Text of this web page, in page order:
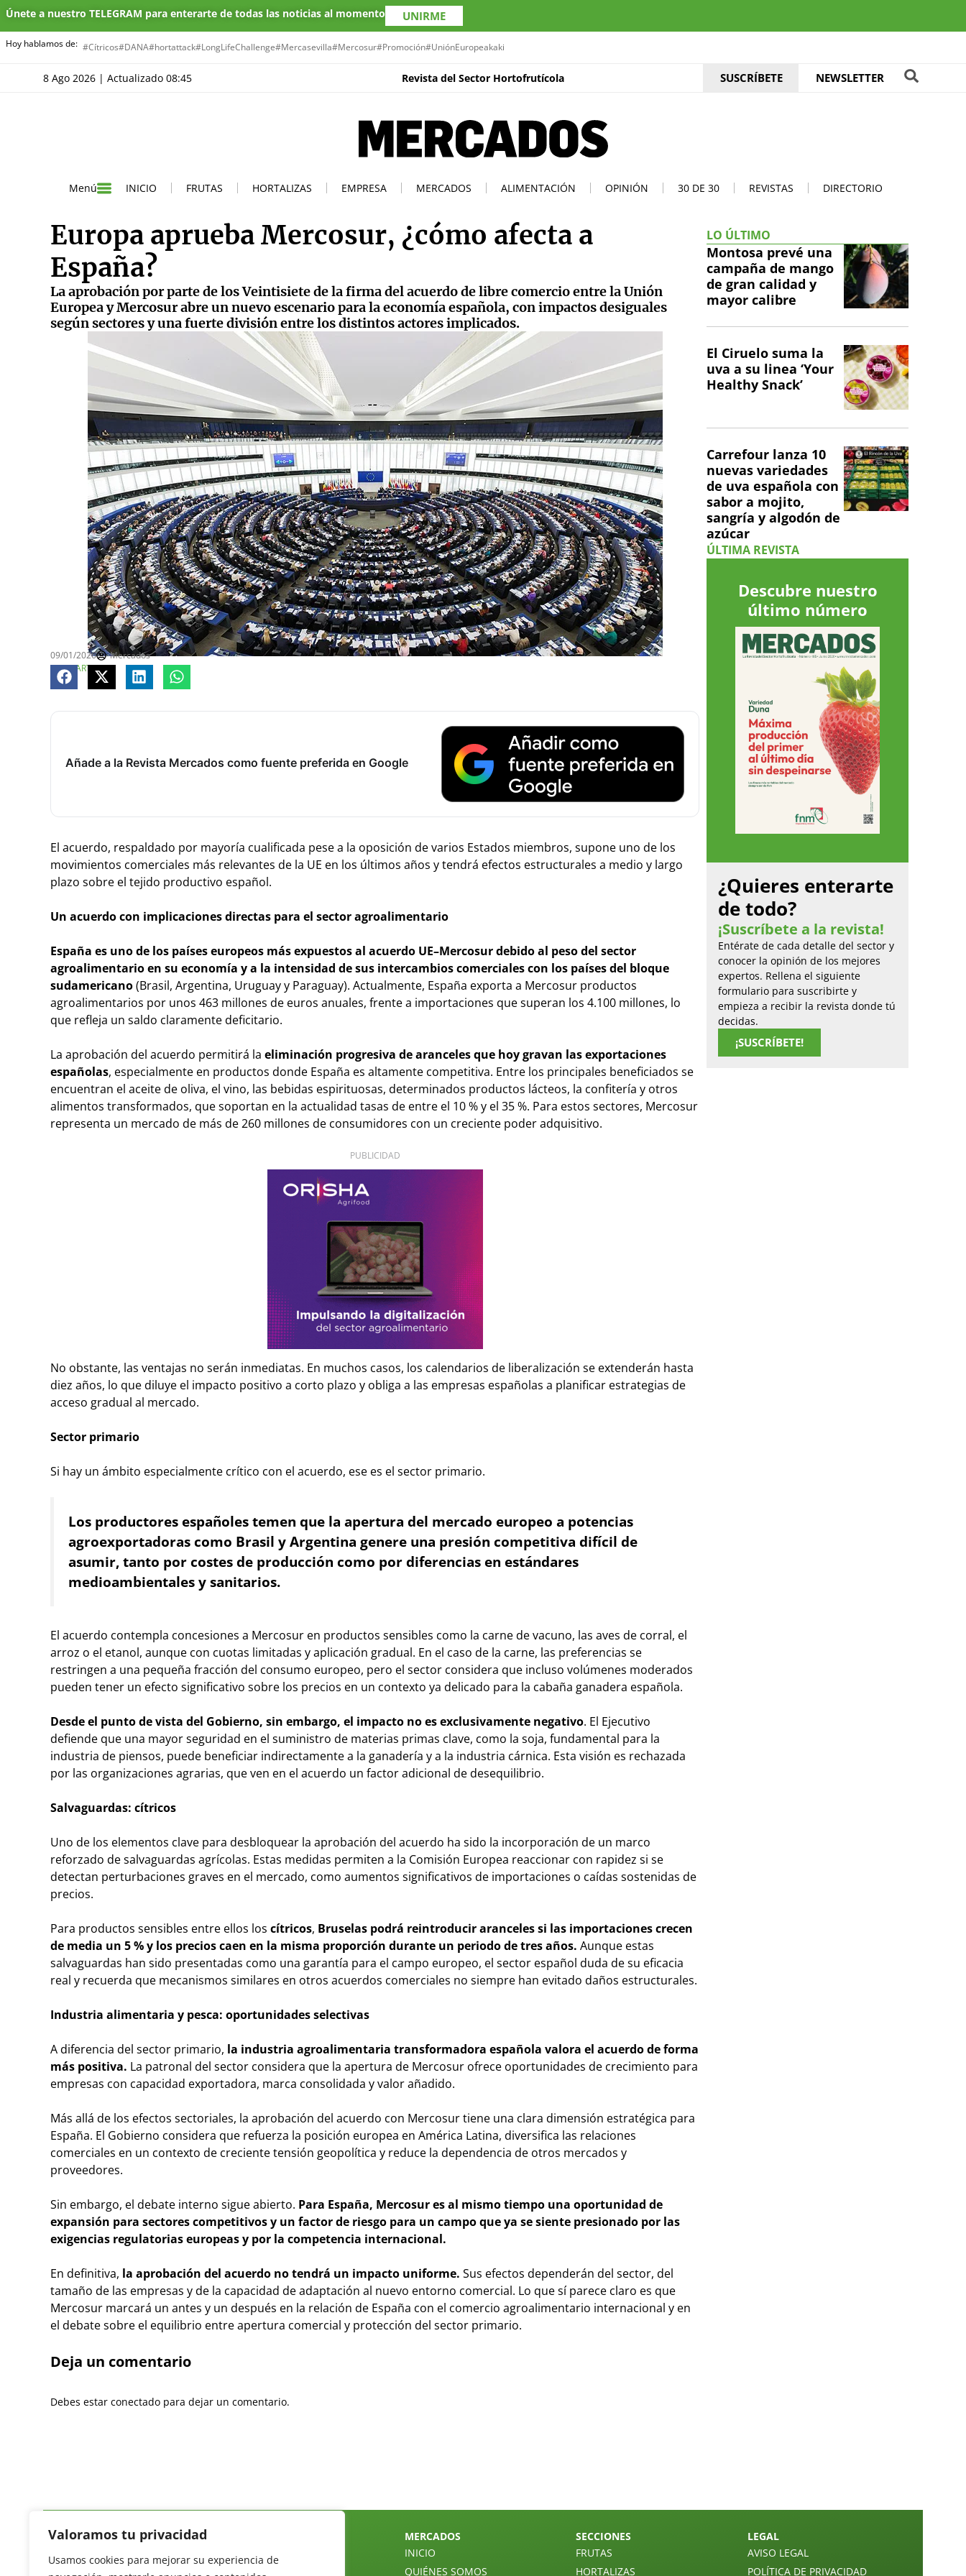
Valoramos tu privacidad
Usamos cookies para mejorar su experiencia de
Únete a nuestro TELEGRAM para enterarte de todas las noticias al momento UNIRME
Hoy hablamos de: #Cítricos#DANA#hortattack#LongLifeChallenge#Mercasevilla#Mercosur#Promoción#UniónEuropeakaki
8 Ago 2026 | Actualizado 08:45 Revista del Sector Hortofrutícola SUSCRÍBETE NEWSLETTER
Menú INICIO FRUTAS HORTALIZAS EMPRESA MERCADOS ALIMENTACIÓN OPINIÓN 30 DE 30 REVISTAS DIRECTORIO
Europa aprueba Mercosur, ¿cómo afecta a
España?
La aprobación por parte de los Veintisiete de la firma del acuerdo de libre comercio entre la Unión
Europea y Mercosur abre un nuevo escenario para la economía española, con impactos desiguales
según sectores y una fuerte división entre los distintos actores implicados.
09/01/2026
Mercados
COMPARTE
Añade a la Revista Mercados como fuente preferida en Google
El acuerdo, respaldado por mayoría cualificada pese a la oposición de varios Estados miembros, supone uno de los
movimientos comerciales más relevantes de la UE en los últimos años y tendrá efectos estructurales a medio y largo
plazo sobre el tejido productivo español.
Un acuerdo con implicaciones directas para el sector agroalimentario
España es uno de los países europeos más expuestos al acuerdo UE–Mercosur debido al peso del sector
agroalimentario en su economía y a la intensidad de sus intercambios comerciales con los países del bloque
sudamericano(Brasil, Argentina, Uruguay y Paraguay). Actualmente, España exporta a Mercosur productos
agroalimentarios por unos 463 millones de euros anuales, frente a importaciones que superan los 4.100 millones, lo
que refleja un saldo claramente deficitario.
La aprobación del acuerdo permitirá la eliminación progresiva de aranceles que hoy gravan las exportaciones
españolas, especialmente en productos donde España es altamente competitiva. Entre los principales beneficiados se
encuentran el aceite de oliva, el vino, las bebidas espirituosas, determinados productos lácteos, la confitería y otros
alimentos transformados, que soportan en la actualidad tasas de entre el 10 % y el 35 %. Para estos sectores, Mercosur
representa un mercado de más de 260 millones de consumidores con un creciente poder adquisitivo.
PUBLICIDAD
No obstante, las ventajas no serán inmediatas. En muchos casos, los calendarios de liberalización se extenderán hasta
diez años, lo que diluye el impacto positivo a corto plazo y obliga a las empresas españolas a planificar estrategias de
acceso gradual al mercado.
Sector primario
Si hay un ámbito especialmente crítico con el acuerdo, ese es el sector primario.
Los productores españoles temen que la apertura del mercado europeo a potencias
agroexportadoras como Brasil y Argentina genere una presión competitiva difícil de
asumir, tanto por costes de producción como por diferencias en estándares
medioambientales y sanitarios.
El acuerdo contempla concesiones a Mercosur en productos sensibles como la carne de vacuno, las aves de corral, el
arroz o el etanol, aunque con cuotas limitadas y aplicación gradual. En el caso de la carne, las preferencias se
restringen a una pequeña fracción del consumo europeo, pero el sector considera que incluso volúmenes moderados
pueden tener un efecto significativo sobre los precios en un contexto ya delicado para la cabaña ganadera española.
Desde el punto de vista del Gobierno, sin embargo, el impacto no es exclusivamente negativo. El Ejecutivo
defiende que una mayor seguridad en el suministro de materias primas clave, como la soja, fundamental para la
industria de piensos, puede beneficiar indirectamente a la ganadería y a la industria cárnica. Esta visión es rechazada
por las organizaciones agrarias, que ven en el acuerdo un factor adicional de desequilibrio.
Salvaguardas: cítricos
Uno de los elementos clave para desbloquear la aprobación del acuerdo ha sido la incorporación de un marco
reforzado de salvaguardas agrícolas. Estas medidas permiten a la Comisión Europea reaccionar con rapidez si se
detectan perturbaciones graves en el mercado, como aumentos significativos de importaciones o caídas sostenidas de
precios.
Para productos sensibles entre ellos los cítricos, Bruselas podrá reintroducir aranceles si las importaciones crecen
de media un 5 % y los precios caen en la misma proporción durante un periodo de tres años. Aunque estas
salvaguardas han sido presentadas como una garantía para el campo europeo, el sector español duda de su eficacia
real y recuerda que mecanismos similares en otros acuerdos comerciales no siempre han evitado daños estructurales.
Industria alimentaria y pesca: oportunidades selectivas
A diferencia del sector primario, la industria agroalimentaria transformadora española valora el acuerdo de forma
más positiva. La patronal del sector considera que la apertura de Mercosur ofrece oportunidades de crecimiento para
empresas con capacidad exportadora, marca consolidada y valor añadido.
Más allá de los efectos sectoriales, la aprobación del acuerdo con Mercosur tiene una clara dimensión estratégica para
España. El Gobierno considera que refuerza la posición europea en América Latina, diversifica las relaciones
comerciales en un contexto de creciente tensión geopolítica y reduce la dependencia de otros mercados y
proveedores.
Sin embargo, el debate interno sigue abierto. Para España, Mercosur es al mismo tiempo una oportunidad de
expansión para sectores competitivos y un factor de riesgo para un campo que ya se siente presionado por las
exigencias regulatorias europeas y por la competencia internacional.
En definitiva, la aprobación del acuerdo no tendrá un impacto uniforme. Sus efectos dependerán del sector, del
tamaño de las empresas y de la capacidad de adaptación al nuevo entorno comercial. Lo que sí parece claro es que
Mercosur marcará un antes y un después en la relación de España con el comercio agroalimentario internacional y en
el debate sobre el equilibrio entre apertura comercial y protección del sector primario.
Deja un comentario
Debes estar conectado para dejar un comentario.
LO ÚLTIMO
Montosa prevé una
campaña de mango
de gran calidad y
mayor calibre
El Ciruelo suma la
uva a su linea ‘Your
Healthy Snack’
Carrefour lanza 10
nuevas variedades
de uva española con
sabor a mojito,
sangría y algodón de
azúcar
ÚLTIMA REVISTA
Descubre nuestro
último número
¿Quieres enterarte
de todo?
¡Suscríbete a la revista!
Entérate de cada detalle del sector y
conocer la opinión de los mejores
expertos. Rellena el siguiente
formulario para suscribirte y
empieza a recibir la revista donde tú
decidas.
¡SUSCRÍBETE!
Revista del Sector Hortofrutícola
MERCADOS
INICIO
QUIÉNES SOMOS
SECCIONES
FRUTAS
HORTALIZAS
LEGAL
AVISO LEGAL
POLÍTICA DE PRIVACIDAD